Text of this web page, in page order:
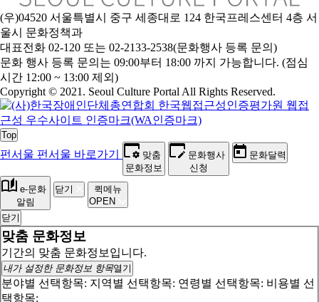
(우)04520 서울특별시 중구 세종대로 124 한국프레스센터 4층 서
울시 문화정책과
대표전화 02-120 또는 02-2133-2538(문화행사 등록 문의)
문화 행사 등록 문의는 09:00부터 18:00 까지 가능합니다. (점심
시간 12:00 ~ 13:00 제외)
Copyright © 2021. Seoul Culture Portal All Rights Reserved.
Top
펀서울 펀서울 바로가기
맞춤
문화정보
문화행사
신청
문화달력
e-문화
알림
닫기
퀵메뉴
OPEN
닫기
맞춤 문화정보
기간의 맞춤 문화정보입니다.
내가 설정한 문화정보 항목열기
분야별 선택항목: 지역별 선택항목: 연령별 선택항목: 비용별 선
택항목: